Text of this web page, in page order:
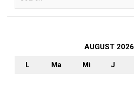
AUGUST 2026
L Ma Mi J